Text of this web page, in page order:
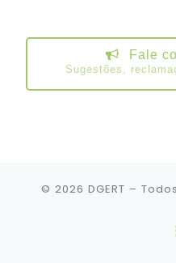
Fale
Sugestões,
© 2026 DGERT –